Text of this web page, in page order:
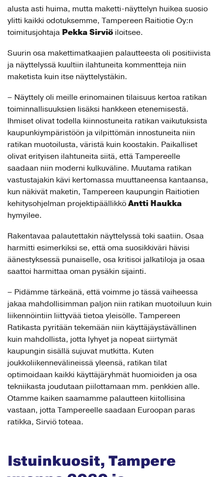
alusta asti huima, mutta maketti-näyttelyn huikea suosio
ylitti kaikki odotuksemme, Tampereen Raitiotie Oy:n
toimitusjohtaja Pekka Sirviö iloitsee.
Suurin osa makettimatkaajien palautteesta oli positiivista
ja näyttelyssä kuultiin ilahtuneita kommentteja niin
maketista kuin itse näyttelystäkin.
– Näyttely oli meille erinomainen tilaisuus kertoa ratikan
toiminnallisuuksien lisäksi hankkeen etenemisestä.
Ihmiset olivat todella kiinnostuneita ratikan vaikutuksista
kaupunkiympäristöön ja vilpittömän innostuneita niin
ratikan muotoilusta, väristä kuin koostakin. Paikalliset
olivat erityisen ilahtuneita siitä, että Tampereelle
saadaan niin moderni kulkuväline. Muutama ratikan
vastustajakin kävi kertomassa muuttaneensa kantaansa,
kun näkivät maketin, Tampereen kaupungin Raitiotien
kehitysohjelman projektipäällikkö Antti Haukka
hymyilee.
Rakentavaa palautettakin näyttelyssä toki saatiin. Osaa
harmitti esimerkiksi se, että oma suosikkiväri hävisi
äänestyksessä punaiselle, osa kritisoi jalkatiloja ja osaa
saattoi harmittaa oman pysäkin sijainti.
– Pidämme tärkeänä, että voimme jo tässä vaiheessa
jakaa mahdollisimman paljon niin ratikan muotoiluun kuin
liikennöintiin liittyvää tietoa yleisölle. Tampereen
Ratikasta pyritään tekemään niin käyttäjäystävällinen
kuin mahdollista, jotta lyhyet ja nopeat siirtymät
kaupungin sisällä sujuvat mutkitta. Kuten
joukkoliikennevälineissä yleensä, ratikan tilat
optimoidaan kaikki käyttäjäryhmät huomioiden ja osa
tekniikasta joudutaan piilottamaan mm. penkkien alle.
Otamme kaiken saamamme palautteen kiitollisina
vastaan, jotta Tampereelle saadaan Euroopan paras
ratikka, Sirviö toteaa.
Istuinkuosit, Tampere